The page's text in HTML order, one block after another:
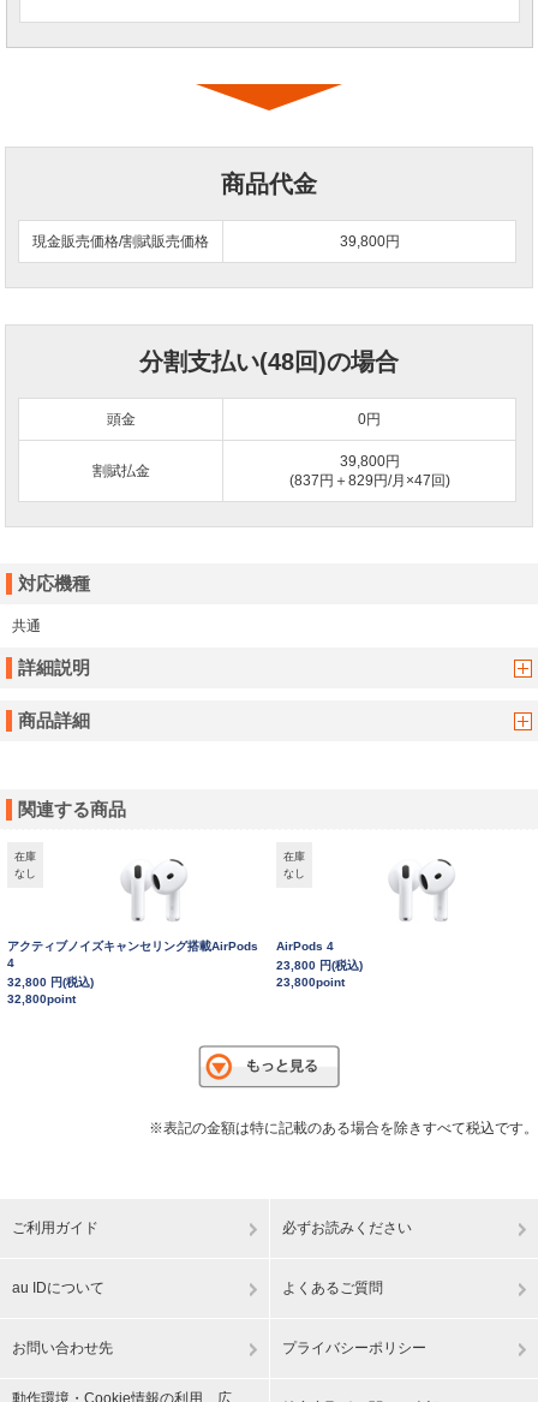
商品代金
現金販売価格/割賦販売価格 39,800円
分割支払い(48回)の場合
頭金 0円
割賦払金
39,800円
(837円＋829円/月×47回)
対応機種
共通
詳細説明
商品詳細
関連する商品
在庫
なし
アクティブノイズキャンセリング搭載AirPods
4
32,800 円(税込)
32,800point
在庫
なし
AirPods 4
23,800 円(税込)
23,800point
※表記の金額は特に記載のある場合を除きすべて税込です。
ご利用ガイド 必ずお読みください
au IDについて よくあるご質問
お問い合わせ先 プライバシーポリシー